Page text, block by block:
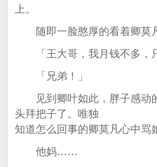
上。
随即一脸憨厚的看着卿莫凡
「王大哥，我月钱不多，只
「兄弟！」
见到卿叶如此，胖子感动
头拜把子了。唯独
知道怎么回事的卿莫凡心中骂
他妈……